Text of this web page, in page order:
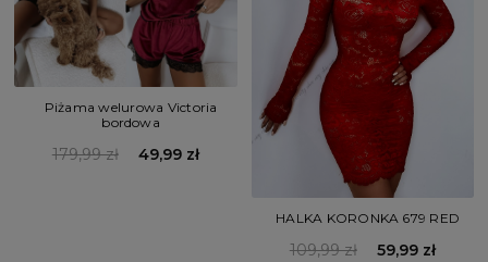
Piżama welurowa Victoria
bordowa
179,99 zł 49,99 zł
HALKA KORONKA 679 RED
109,99 zł 59,99 zł